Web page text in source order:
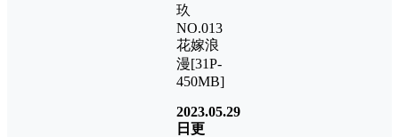
玖
NO.013
花嫁浪
漫[31P-
450MB]
2023.05.29
日更